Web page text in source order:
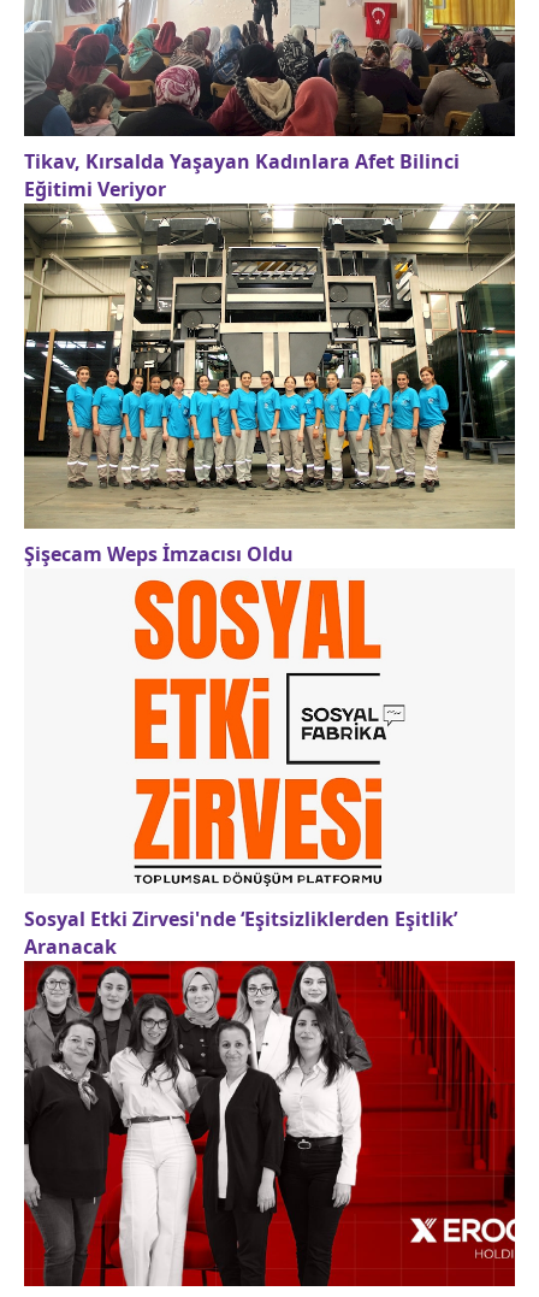
Tikav, Kırsalda Yaşayan Kadınlara Afet Bilinci
Eğitimi Veriyor
Şişecam Weps İmzacısı Oldu
Sosyal Etki Zirvesi'nde ‘Eşitsizliklerden Eşitlik’
Aranacak